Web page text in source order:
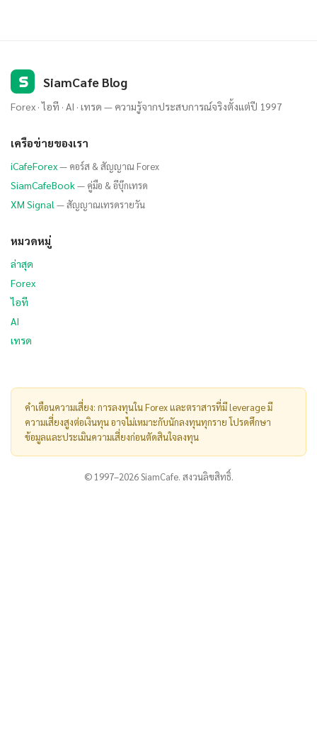
S SiamCafe Blog
Forex · ไอที · AI · เทรด — ความรู้จากประสบการณ์จริงตั้งแต่ปี 1997
เครือข่ายของเรา
iCafeForex— คอร์ส & สัญญาณ Forex
SiamCafeBook— คู่มือ & อีบุ๊กเทรด
XM Signal — สัญญาณเทรดรายวัน
หมวดหมู่
ล่าสุด
Forex
ไอที
AI
เทรด
คำเตือนความเสี่ยง: การลงทุนใน Forex และตราสารที่มี leverage มี
ความเสี่ยงสูงต่อเงินทุน อาจไม่เหมาะกับนักลงทุนทุกราย โปรดศึกษา
ข้อมูลและประเมินความเสี่ยงก่อนตัดสินใจลงทุน
© 1997–2026 SiamCafe. สงวนลิขสิทธิ์.